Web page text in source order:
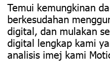
Temui kemungkinan
berkesudahan
digital, dan mulakan
digital lengkap kami
analisis imej kami